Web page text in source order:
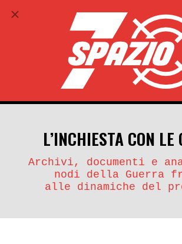
ABBONATI
search
L’INCHIESTA CON LE
Archivi, documenti e
nodi della Guerra
alle dinamiche del